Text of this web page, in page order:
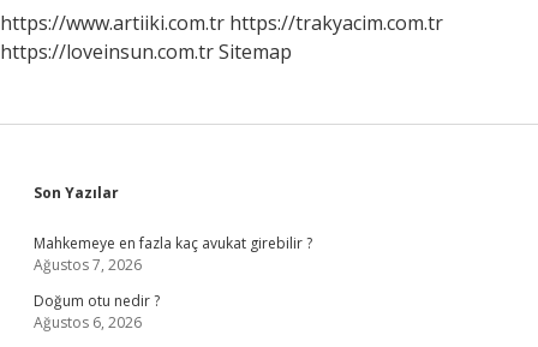
https://www.artiiki.com.tr https://trakyacim.com.tr
https://loveinsun.com.trSitemap
Sidebar
Son Yazılar
Mahkemeye en fazla kaç avukat girebilir ?
Ağustos 7, 2026
Doğum otu nedir ?
Ağustos 6, 2026